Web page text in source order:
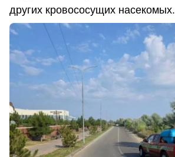
других кровососущих насекомых.